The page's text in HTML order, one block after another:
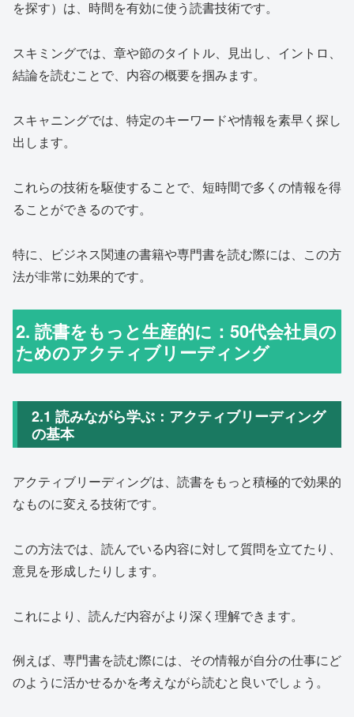
を探す）は、時間を有効に使う読書技術です。
スキミングでは、章や節のタイトル、見出し、イントロ、
結論を読むことで、内容の概要を掴みます。
スキャニングでは、特定のキーワードや情報を素早く探し
出します。
これらの技術を駆使することで、短時間で多くの情報を得
ることができるのです。
特に、ビジネス関連の書籍や専門書を読む際には、この方
法が非常に効果的です。
2. 読書をもっと生産的に：50代会社員の
ためのアクティブリーディング
2.1 読みながら学ぶ：アクティブリーディング
の基本
アクティブリーディングは、読書をもっと積極的で効果的
なものに変える技術です。
この方法では、読んでいる内容に対して質問を立てたり、
意見を形成したりします。
これにより、読んだ内容がより深く理解できます。
例えば、専門書を読む際には、その情報が自分の仕事にど
のように活かせるかを考えながら読むと良いでしょう。